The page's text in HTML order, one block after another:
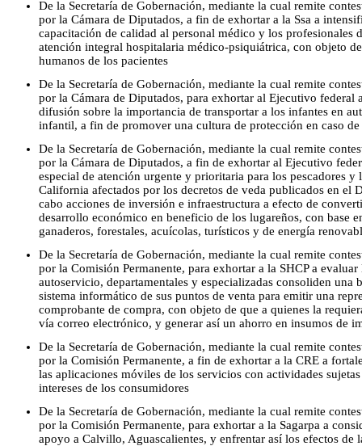
De la Secretaría de Gobernación, mediante la cual remite
por la Cámara de Diputados, a fin de exhortar a la Ssa a
capacitación de calidad al personal médico y los profesionales
atención integral hospitalaria médico-psiquiátrica, con objeto
humanos de los pacientes
De la Secretaría de Gobernación, mediante la cual remite
por la Cámara de Diputados, para exhortar al Ejecutivo federal
difusión sobre la importancia de transportar a los infantes en
infantil, a fin de promover una cultura de protección en caso
De la Secretaría de Gobernación, mediante la cual remite
por la Cámara de Diputados, a fin de exhortar al Ejecutivo
especial de atención urgente y prioritaria para los pescadores
California afectados por los decretos de veda publicados en el
cabo acciones de inversión e infraestructura a efecto de
desarrollo económico en beneficio de los lugareños, con base
ganaderos, forestales, acuícolas, turísticos y de energía
De la Secretaría de Gobernación, mediante la cual remite
por la Comisión Permanente, para exhortar a la SHCP a
autoservicio, departamentales y especializadas consoliden una
sistema informático de sus puntos de venta para emitir una
comprobante de compra, con objeto de que a quienes la
vía correo electrónico, y generar así un ahorro en insumos de
De la Secretaría de Gobernación, mediante la cual remite
por la Comisión Permanente, a fin de exhortar a la CRE a
las aplicaciones móviles de los servicios con actividades
intereses de los consumidores
De la Secretaría de Gobernación, mediante la cual remite
por la Comisión Permanente, para exhortar a la Sagarpa a
apoyo a Calvillo, Aguascalientes, y enfrentar así los efectos de